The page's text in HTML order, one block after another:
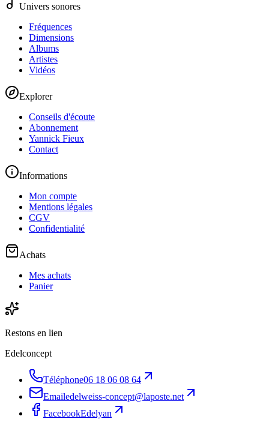
Univers sonores
Fréquences
Dimensions
Albums
Artistes
Vidéos
Explorer
Conseils d'écoute
Abonnement
Yannick Fieux
Contact
Informations
Mon compte
Mentions légales
CGV
Confidentialité
Achats
Mes achats
Panier
Restons en lien
Edelconcept
Téléphone06 18 06 08 64
Emailedelweiss-concept@laposte.net
FacebookEdelyan